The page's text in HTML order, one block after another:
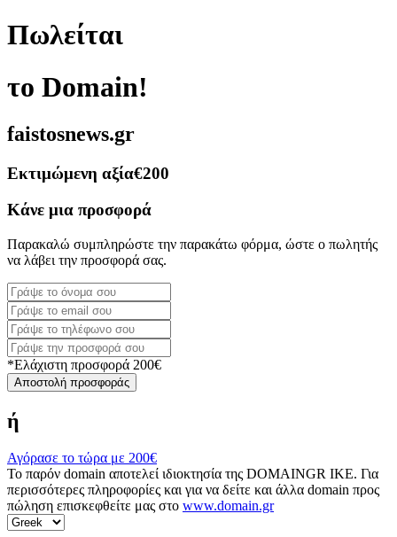
Πωλείται
το Domain!
faistosnews.gr
Εκτιμώμενη αξία€200
Κάνε μια προσφορά
Παρακαλώ συμπληρώστε την παρακάτω φόρμα, ώστε ο πωλητής
να λάβει την προσφορά σας.
*Ελάχιστη προσφορά 200€
Αποστολή προσφοράς
ή
Αγόρασε το τώρα με 200€
Το παρόν domain αποτελεί ιδιοκτησία της DOMAINGR ΙΚΕ. Για
περισσότερες πληροφορίες και για να δείτε και άλλα domain προς
πώληση επισκεφθείτε μας στο www.domain.gr